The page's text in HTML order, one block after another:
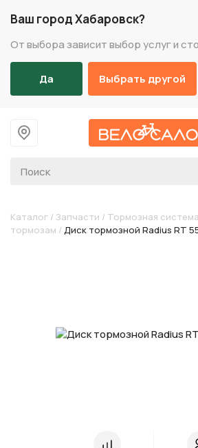
Ваш город Хабаровск?
От выбора зависит выбор услуг и
Да Выбрать другой
На
Каталог / Запчасти / Тормозная система
тормозам / Диск тормозной Radius RT